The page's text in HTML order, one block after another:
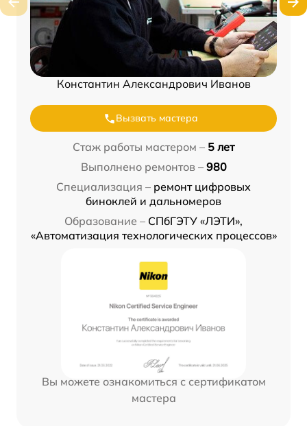
Константин Александрович Иванов
Вызвать мастера
Стаж работы мастером – 5 лет
Выполнено ремонтов – 980
Специализация – ремонт цифровых
биноклей и дальномеров
Образование – СПбГЭТУ «ЛЭТИ»,
«Автоматизация технологических процессов»
Вы можете ознакомиться с сертификатом
мастера